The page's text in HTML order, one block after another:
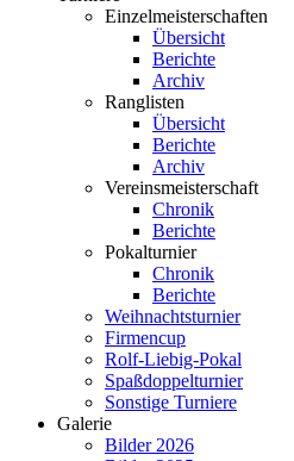
Einzelmeisterschaften
Übersicht
Berichte
Archiv
Ranglisten
Übersicht
Berichte
Archiv
Vereinsmeisterschaft
Chronik
Berichte
Pokalturnier
Chronik
Berichte
Weihnachtsturnier
Firmencup
Rolf-Liebig-Pokal
Spaßdoppelturnier
Sonstige Turniere
Galerie
Bilder 2026